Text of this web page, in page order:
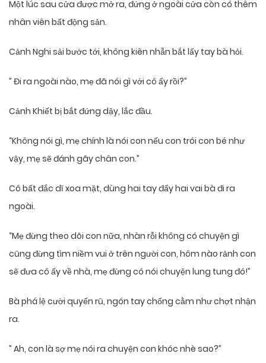
Một lúc sau cửa được mở ra, đứng ở ngoài cửa còn có thêm
nhân viên bất động sản.
Cảnh Nghi sải bước tới, không kiên nhẫn bắt lấy tay bà hỏi.
” Đi ra ngoài nào, mẹ đã nói gì với cô ấy rồi?”
Cảnh Khiết bị bắt đứng dậy, lắc đầu.
“Không nói gì, mẹ chính là nói con nếu con trói con bé như
vậy, mẹ sẽ đánh gãy chân con.”
Cô bất đắc dĩ xoa mặt, dùng hai tay đẩy hai vai bà đi ra
ngoài.
“Mẹ đừng theo dõi con nữa, nhàn rỗi không có chuyện gì
cũng đừng tìm niềm vui ở trên người con, hôm nào rảnh con
sẽ đưa cô ấy về nhà, mẹ đừng có nói chuyện lung tung đó!”
Bà phá lệ cười quyến rũ, ngón tay chống cằm như chợt nhận
ra.
” Ah, con là sợ mẹ nói ra chuyện con khóc nhè sao?”